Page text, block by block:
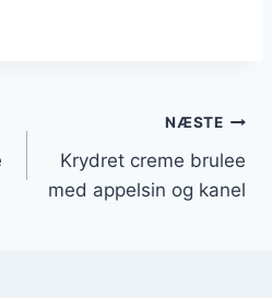
NÆSTE
Krydret creme brulee
med appelsin og kanel